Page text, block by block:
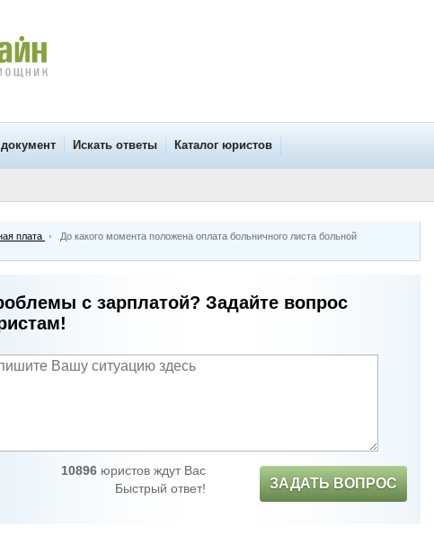
Искать ответы Каталог юристов
плата
До какого момента положена оплата больничного листа больной
с зарплатой? Задайте вопрос
10896юристов ждут Вас
Быстрый ответ!
ЗАДАТЬ ВОПРОС